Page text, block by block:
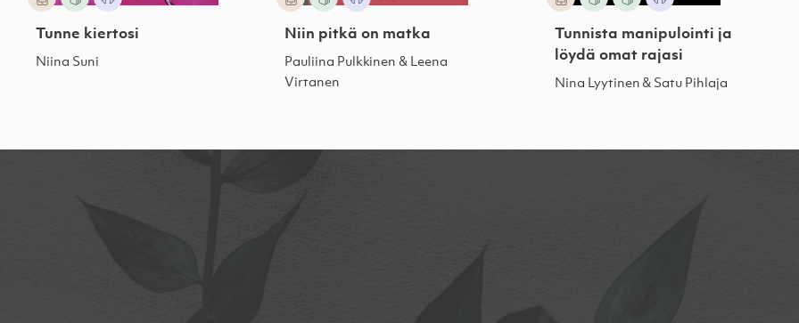
Tunne kiertosi
Niina Suni
Niin pitkä on matka
Pauliina Pulkkinen & Leena
Virtanen
Tunnista manipulointi ja
löydä omat rajasi
Nina Lyytinen & Satu Pihlaja